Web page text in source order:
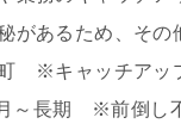
、その他詳
※キャッチアップ
～長期 ※前倒し